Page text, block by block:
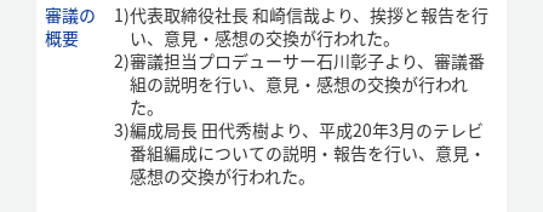
審議の
概要
1)代表取締役社長 和崎信哉より、挨拶と報告を行
い、意見・感想の交換が行われた。
2)審議担当プロデューサー石川彰子より、審議番
組の説明を行い、意見・感想の交換が行われ
た。
3)編成局長 田代秀樹より、平成20年3月のテレビ
番組編成についての説明・報告を行い、意見・
感想の交換が行われた。